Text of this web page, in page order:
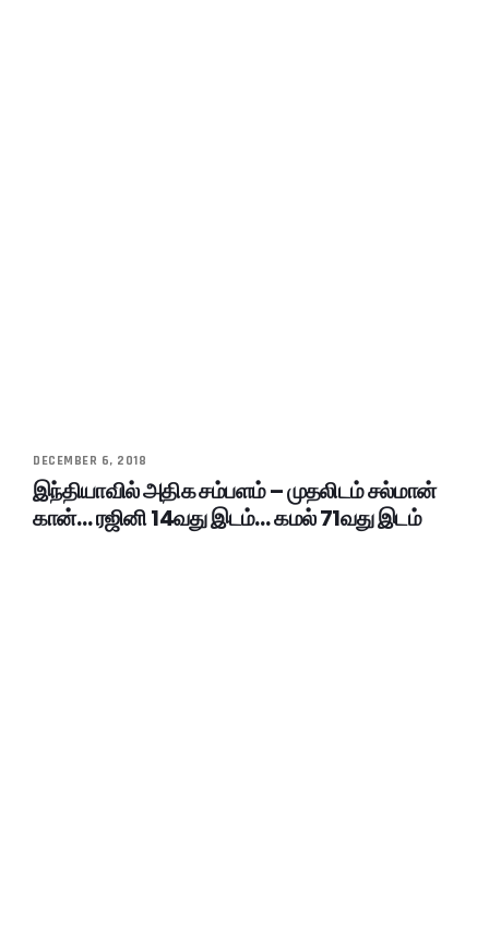
DECEMBER 6, 2018
இந்தியாவில் அதிக சம்பளம் – முதலிடம் சல்மான்
கான்… ரஜினி 14வது இடம்… கமல் 71வது இடம்